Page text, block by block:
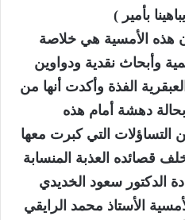
بأمير )
هذه الأمسية هي خلاصة
وأبحاث نقدية ودواوين
الفذة وأكدت أنها من
دهشة أمام هذه
التساؤلات التي كبرت معها
قصائده العذبة المنسابة
الدكتور سعود الخديدي
الأستاذ محمد الرايقي